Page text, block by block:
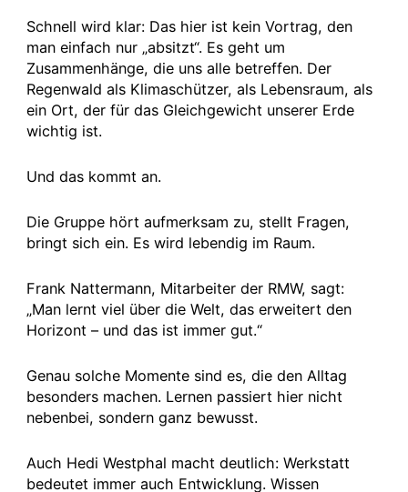
Schnell wird klar: Das hier ist kein Vortrag, den
man einfach nur „absitzt“. Es geht um
Zusammenhänge, die uns alle betreffen. Der
Regenwald als Klimaschützer, als Lebensraum, als
ein Ort, der für das Gleichgewicht unserer Erde
wichtig ist.
Und das kommt an.
Die Gruppe hört aufmerksam zu, stellt Fragen,
bringt sich ein. Es wird lebendig im Raum.
Frank Nattermann, Mitarbeiter der RMW, sagt:
„Man lernt viel über die Welt, das erweitert den
Horizont – und das ist immer gut.“
Genau solche Momente sind es, die den Alltag
besonders machen. Lernen passiert hier nicht
nebenbei, sondern ganz bewusst.
Auch Hedi Westphal macht deutlich: Werkstatt
bedeutet immer auch Entwicklung. Wissen